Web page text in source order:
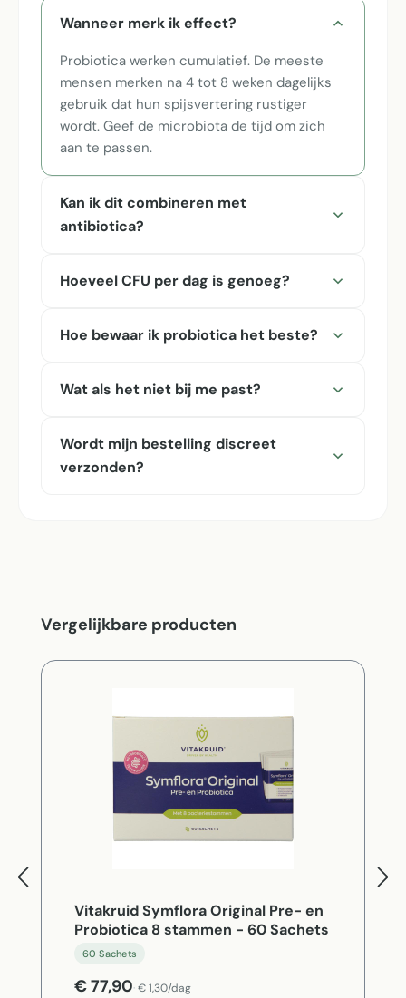
Wanneer merk ik effect?
Probiotica werken cumulatief. De meeste
mensen merken na 4 tot 8 weken dagelijks
gebruik dat hun spijsvertering rustiger
wordt. Geef de microbiota de tijd om zich
aan te passen.
Kan ik dit combineren met
antibiotica?
Hoeveel CFU per dag is genoeg?
Hoe bewaar ik probiotica het beste?
Wat als het niet bij me past?
Wordt mijn bestelling discreet
verzonden?
Productgalerij overslaan
Vergelijkbare producten
Vitakruid Symflora Original Pre- en
Probiotica 8 stammen - 60 Sachets
60 Sachets
€ 77,90 € 1,30/dag